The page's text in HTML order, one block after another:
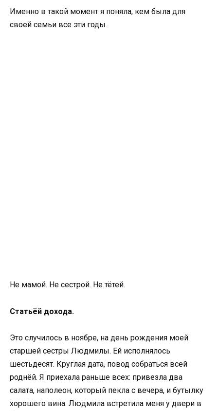
Именно в такой момент я поняла, кем была для
своей семьи все эти годы.
Не мамой. Не сестрой. Не тётей.
Статьёй дохода.
Это случилось в ноябре, на день рождения моей
старшей сестры Людмилы. Ей исполнялось
шестьдесят. Круглая дата, повод собраться всей
роднёй. Я приехала раньше всех: привезла два
салата, наполеон, который пекла с вечера, и бутылку
хорошего вина. Людмила встретила меня у двери в